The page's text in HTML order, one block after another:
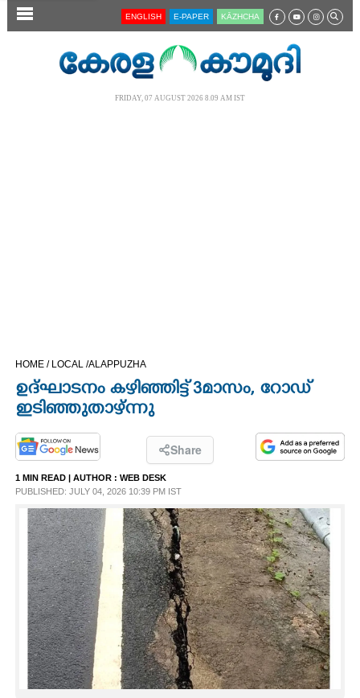
SECTIONS
LIFESTYLE
SPIRITUAL
INFO+
ART
ENGLISH E-PAPER KĀZHCHA
FRIDAY, 07 AUGUST 2026 8.09 AM IST
HOME / LOCAL /ALAPPUZHA
ഉദ്ഘാടനം കഴിഞ്ഞിട്ട് 3മാസം, റോഡ്
ഇടിഞ്ഞുതാഴ്ന്നു
Share
1 MIN READ | AUTHOR : WEB DESK
PUBLISHED: JULY 04, 2026 10:39 PM IST